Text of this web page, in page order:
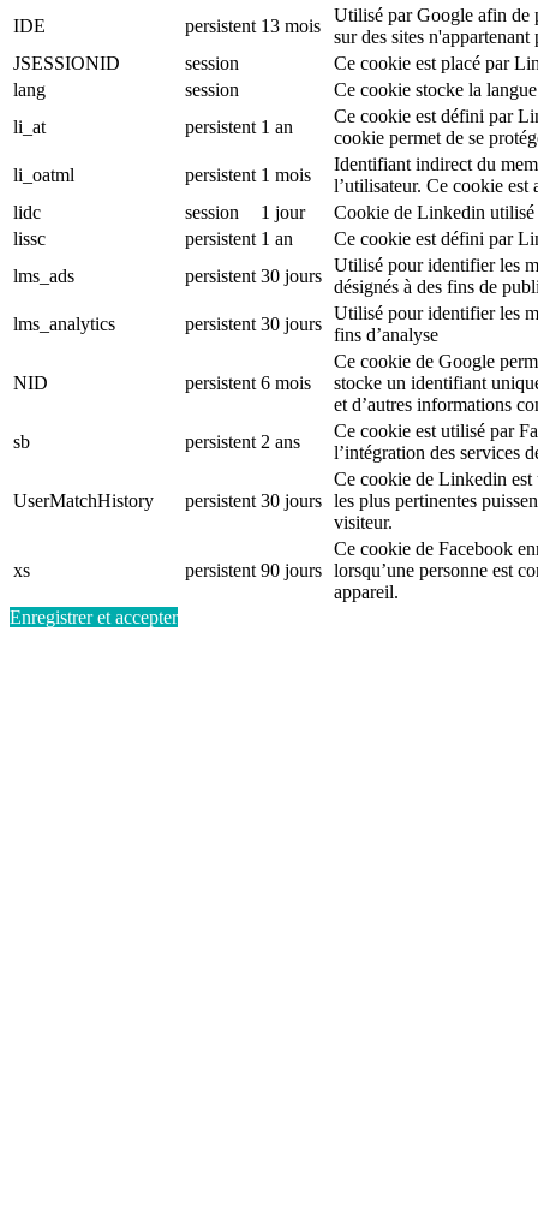
IDE
persistent 13 mois
Utilisé par Google afin de
sur des sites n'appartenant
JSESSIONID
session
Ce cookie est placé par
lang
session
Ce cookie stocke la
li_at
persistent 1 an
Ce cookie est défini par
cookie permet de se
li_oatml
persistent 1 mois
Identifiant indirect du
l’utilisateur. Ce cookie
lidc
session 1 jour
Cookie de Linkedin utilisé
lissc
persistent 1 an
Ce cookie est défini par
lms_ads
persistent 30 jours
Utilisé pour identifier les
désignés à des fins de
lms_analytics
persistent 30 jours
Utilisé pour identifier les
fins d’analyse
NID persistent 6 mois
Ce cookie de Google
stocke un identifiant
et d’autres informations
sb
persistent 2 ans
Ce cookie est utilisé par
l’intégration des services
UserMatchHistory persistent 30 jours
Ce cookie de Linkedin
les plus pertinentes
visiteur.
xs persistent 90 jours
Ce cookie de Facebook
lorsqu’une personne est
appareil.
Enregistrer et accepter